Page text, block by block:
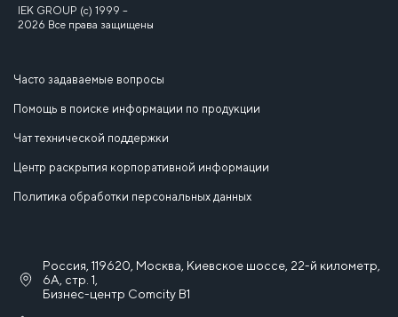
IEK GROUP (c) 1999 –
2026 Все права защищены
Часто задаваемые вопросы
Помощь в поиске информации по продукции
Чат технической поддержки
Центр раскрытия корпоративной информации
Политика обработки персональных данных
Россия, 119620, Москва, Киевское шоссе, 22-й километр,
6А, стр. 1,
Бизнес-центр Comcity B1